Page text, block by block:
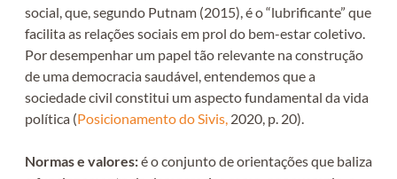
social, que, segundo Putnam (2015), é o “lubrificante” que
facilita as relações sociais em prol do bem-estar coletivo.
Por desempenhar um papel tão relevante na construção
de uma democracia saudável, entendemos que a
sociedade civil constitui um aspecto fundamental da vida
política (Posicionamento do Sivis 2020, p. 20).
Normas e valores:é o conjunto de orientações que baliza